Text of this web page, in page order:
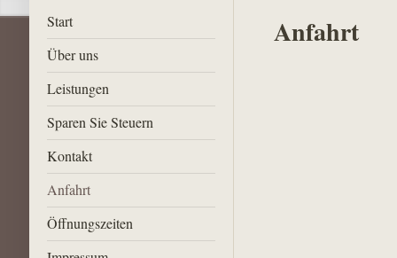
Start
Über uns
Leistungen
Sparen Sie Steuern
Kontakt
Anfahrt
Öffnungszeiten
Anfahrt